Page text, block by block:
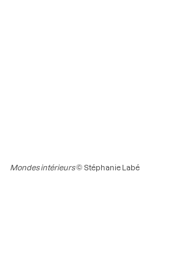
Mondes intérieurs© Stéphanie Labé